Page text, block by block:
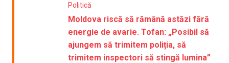
Politică
Moldova riscă să rămână astăzi fără
energie de avarie. Tofan: „Posibil să
ajungem să trimitem poliția, să
trimitem inspectori să stingă lumina”